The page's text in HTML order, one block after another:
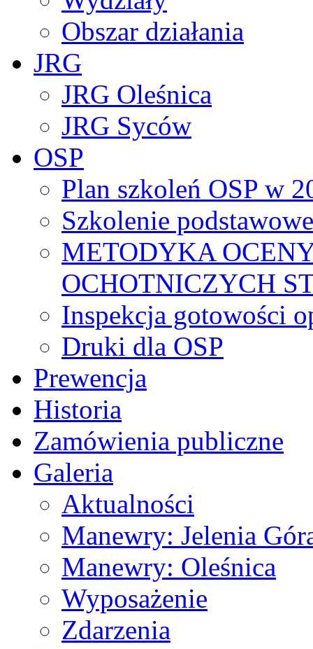
Obszar działania
JRG
JRG Oleśnica
JRG Syców
OSP
Plan szkoleń OSP w
Szkolenie
METODYKA
OCHOTNICZYCH
Inspekcja gotowości
Druki dla OSP
Prewencja
Historia
Zamówienia publiczne
Galeria
Aktualności
Manewry: Jelenia
Manewry: Oleśnica
Wyposażenie
Zdarzenia